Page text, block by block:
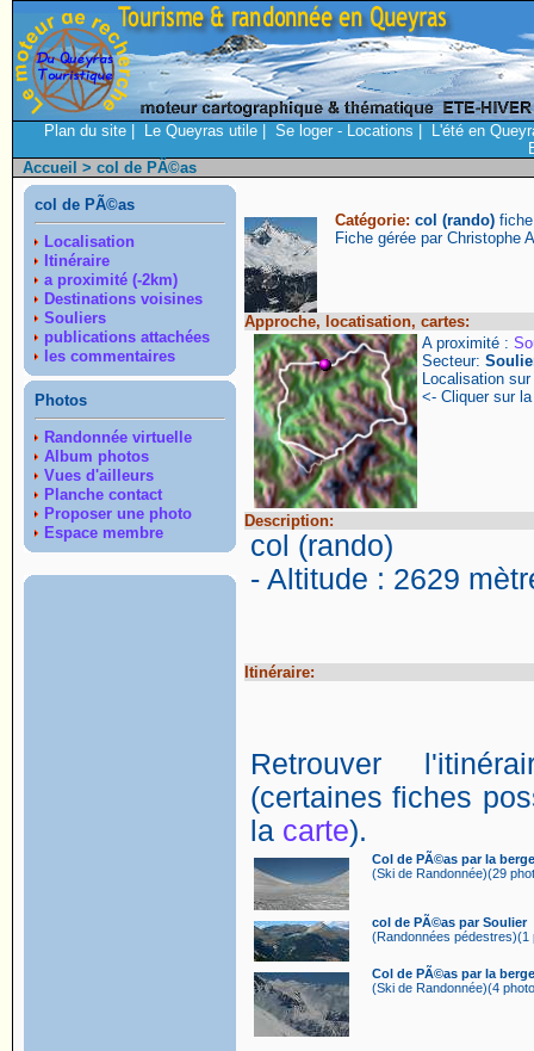
Plan du site Le Queyras utile Se loger - Locations
L'été en
Accueil > col de PÃ©as
col de PÃ©as
Localisation
Itinéraire
a proximité (-2km)
Destinations voisines
Souliers
publications attachées
les commentaires
Photos
Randonnée virtuelle
Album photos
Vues d'ailleurs
Planche contact
Proposer une photo
Espace membre
Catégorie: col (rando)
Fiche gérée par Christophe
Approche, locatisation, cartes:
A proximité :
Secteur:
Localisation sur
<- Cliquer sur
Description:
col (rando)
- Altitude : 2629
Itinéraire:
Retrouver
(certaines fiches
la carte).
Col de PÃ©as par la
(Ski de Randonnée)(29
col de PÃ©as par Soulier
(Randonnées pédestres)(1
Col de PÃ©as par la
(Ski de Randonnée)(4